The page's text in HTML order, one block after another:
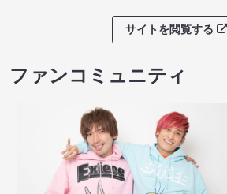
サイトを閲覧する
ファンコミュニティ